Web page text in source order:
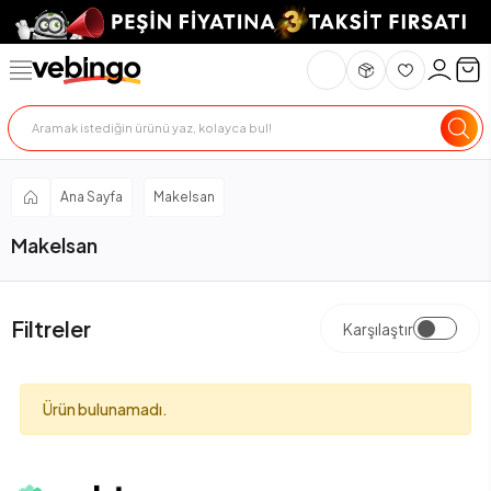
Ana Sayfa Makelsan
Makelsan
Filtreler Karşılaştır
Ürün bulunamadı.